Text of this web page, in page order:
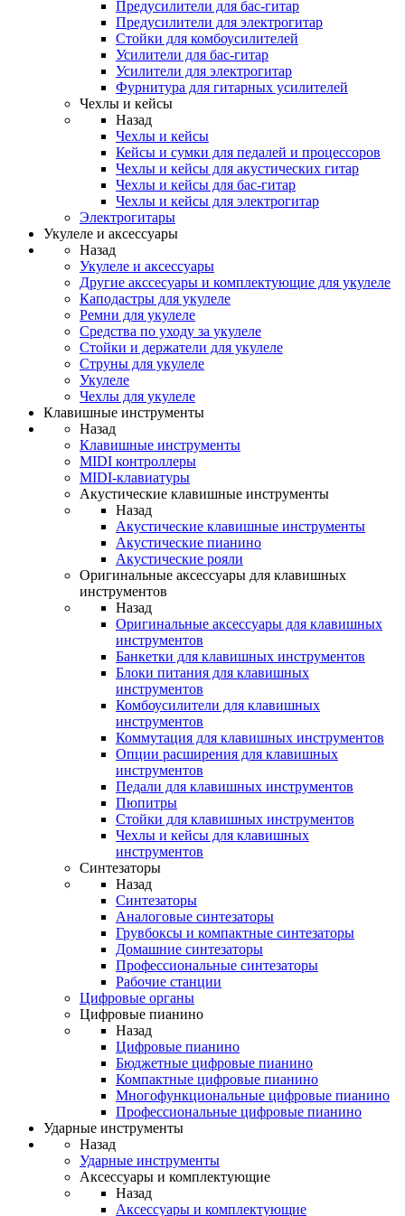
Предусилители для бас-гитар
Предусилители для электрогитар
Стойки для комбоусилителей
Усилители для бас-гитар
Усилители для электрогитар
Фурнитура для гитарных усилителей
Чехлы и кейсы
Назад
Чехлы и кейсы
Кейсы и сумки для педалей и процессоров
Чехлы и кейсы для акустических гитар
Чехлы и кейсы для бас-гитар
Чехлы и кейсы для электрогитар
Электрогитары
Укулеле и аксессуары
Назад
Укулеле и аксессуары
Другие акссесуары и комплектующие для укулеле
Каподастры для укулеле
Ремни для укулеле
Средства по уходу за укулеле
Стойки и держатели для укулеле
Струны для укулеле
Укулеле
Чехлы для укулеле
Клавишные инструменты
Назад
Клавишные инструменты
MIDI контроллеры
MIDI-клавиатуры
Акустические клавишные инструменты
Назад
Акустические клавишные инструменты
Акустические пианино
Акустические рояли
Оригинальные аксессуары для клавишных
инструментов
Назад
Оригинальные аксессуары для клавишных
инструментов
Банкетки для клавишных инструментов
Блоки питания для клавишных
инструментов
Комбоусилители для клавишных
инструментов
Коммутация для клавишных инструментов
Опции расширения для клавишных
инструментов
Педали для клавишных инструментов
Пюпитры
Стойки для клавишных инструментов
Чехлы и кейсы для клавишных
инструментов
Синтезаторы
Назад
Синтезаторы
Аналоговые синтезаторы
Грувбоксы и компактные синтезаторы
Домашние синтезаторы
Профессиональные синтезаторы
Рабочие станции
Цифровые органы
Цифровые пианино
Назад
Цифровые пианино
Бюджетные цифровые пианино
Компактные цифровые пианино
Многофункциональные цифровые пианино
Профессиональные цифровые пианино
Ударные инструменты
Назад
Ударные инструменты
Аксессуары и комплектующие
Назад
Аксессуары и комплектующие